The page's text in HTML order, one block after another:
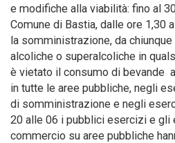
e modifiche alla viabilità: fino al
Comune di Bastia, dalle ore 1,30
la somministrazione, da
alcoliche o superalcoliche in
è vietato il consumo di bevande
in tutte le aree pubbliche, negli
di somministrazione e negli
20 alle 06 i pubblici esercizi e gli
commercio su aree pubbliche